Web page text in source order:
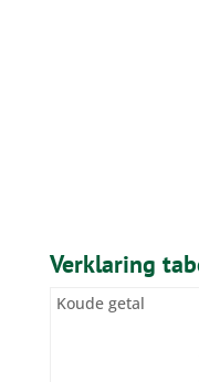
Verklaring
Koude getal